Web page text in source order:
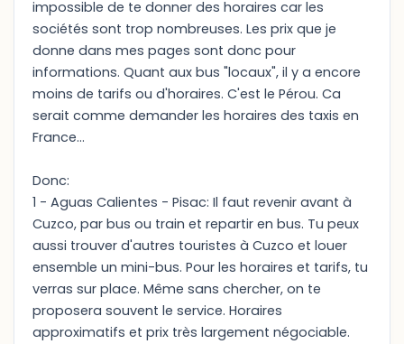
impossible de te donner des horaires car les
sociétés sont trop nombreuses. Les prix que je
donne dans mes pages sont donc pour
informations. Quant aux bus "locaux", il y a encore
moins de tarifs ou d'horaires. C'est le Pérou. Ca
serait comme demander les horaires des taxis en
France...
Donc:
1 - Aguas Calientes - Pisac: Il faut revenir avant à
Cuzco, par bus ou train et repartir en bus. Tu peux
aussi trouver d'autres touristes à Cuzco et louer
ensemble un mini-bus. Pour les horaires et tarifs, tu
verras sur place. Même sans chercher, on te
proposera souvent le service. Horaires
approximatifs et prix très largement négociable.